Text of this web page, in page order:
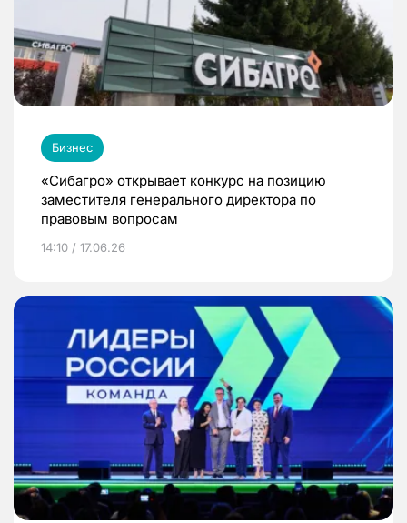
Бизнес
«Сибагро» открывает конкурс на позицию
заместителя генерального директора по
правовым вопросам
14:10 / 17.06.26